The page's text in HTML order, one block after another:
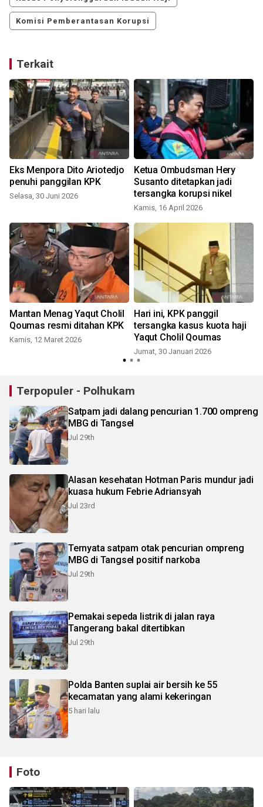
Komisi Pemberantasan Korupsi
Terkait
Eks Menpora Dito Ariotedjo
penuhi panggilan KPK
Selasa, 30 Juni 2026
Ketua Ombudsman Hery
Susanto ditetapkan jadi
tersangka korupsi nikel
Kamis, 16 April 2026
Mantan Menag Yaqut Cholil
Qoumas resmi ditahan KPK
Kamis, 12 Maret 2026
Hari ini, KPK panggil
tersangka kasus kuota haji
Yaqut Cholil Qoumas
Jumat, 30 Januari 2026
Terpopuler - Polhukam
Satpam jadi dalang pencurian 1.700 ompreng
MBG di Tangsel
Jul 29th
Alasan kesehatan Hotman Paris mundur jadi
kuasa hukum Febrie Adriansyah
Jul 23rd
Ternyata satpam otak pencurian ompreng
MBG di Tangsel positif narkoba
Jul 29th
Pemakai sepeda listrik di jalan raya
Tangerang bakal ditertibkan
Jul 29th
Polda Banten suplai air bersih ke 55
kecamatan yang alami kekeringan
5 hari lalu
Foto